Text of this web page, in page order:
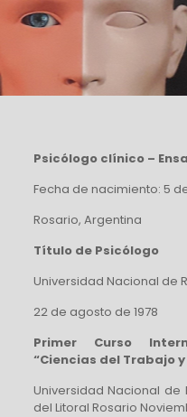
Psicólogo clínico –
Fecha de nacimiento: 5
Rosario, Argentina
Título de Psicólogo
Universidad Nacional de
22 de agosto de 1978
Primer Curso
“Ciencias del Trabajo
Universidad Nacional de
del Litoral Rosario